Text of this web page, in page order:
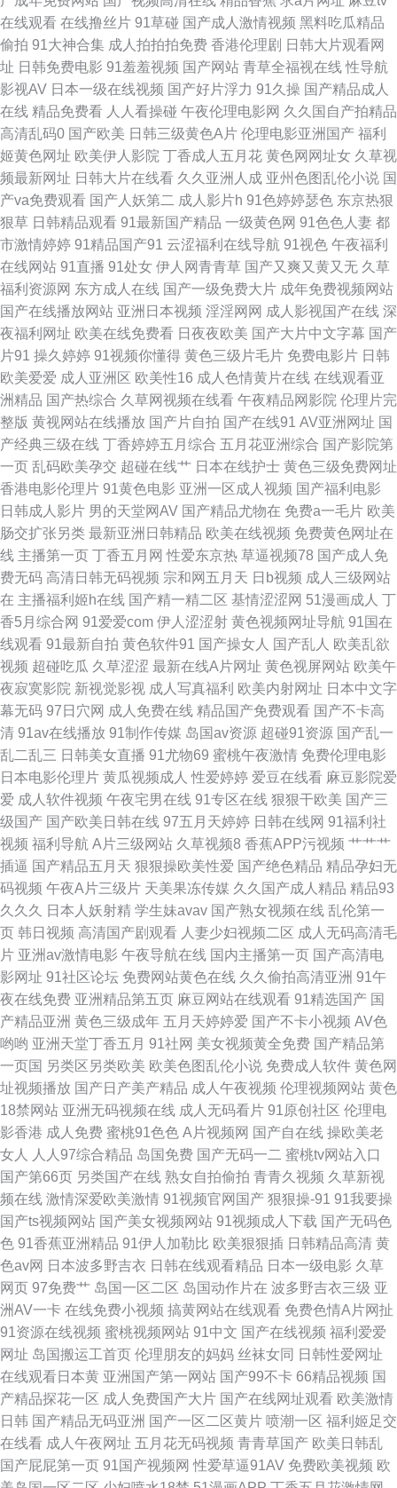
洲影院 91精选足胶黄色视频 东方影视库800 在线免费电影天堂 成人在线观
看黄网页视频 免费电影大全免费电影 天龙影院免费影院 91污桃色 黄网站在
线观看高清免费 尹人芭蕉 97欧美 国产一线中文字幕 青苹果乐园在线观看电
视剧 bt之家资源交流社区btbtt12最新版本 www日韩一区 久久精产国品操碰
欧美日韩久综合 蜜桃麻豆 一本一道久久精品 国产在线观看m91 青青艹在线
中文字幕电视剧全集 传媒视频免费在线观看 美女插App 九九影院 日本阿V片
6080免费电影 大香蕉AV综合电影院 91综合资源 久久国产精品久久久久 日
韩曰逼 老司机αV 夜夜撸网站 91线看视频 国产高清视频999 欧美亚洲国产日
韩 中文字幕剧在线亚洲 ma豆入口 麻豆蜜桃 福利中文在线导航 亚洲国产91
在线 91极品 看电影免费网站 美女在线抠逼 91色禁片 国产精品麻豆传媒91
视频 欧美在线综合观看 91av天堂 92午夜理伦剧场免费 久久网青青草网 五
月天a片日韩国产不卡 www9热 80s 最近韩国电影免费观看 黄色仓库网站 91
在免费看 91黑丝大c 成人91污片免费 欧美伊人在线精品 91国内精品视频 国
产精品18 飘花影院在线 91n处女在线草 A天堂亚洲 91精品色 福利视频网站
欧美淫色网 91深夜福利网站 91日韩入口 91大香蕉 91操在线观看 91干看片
逼爽爽淫绳子 日韩A级不卡 91精彩对白在线观看 超碰97 国产亚洲成人精品
国产中字三区四区 俺去啦官网一区 91国产网址 无码精品播放 欧美日免费视
频 久久婷婷五月国产色综合 成人网站精品人妻 高清电影在线播放 99热这里
只是精品 91刺激视频 午夜精品免费 男女做事网站 国产豆花av在线 91天美
91tv永久入口地址 日韩精品欧美 欧美精品久久久久久久久 80电影天堂 视频
资源 欧美爽爽爽一区 国产深夜福利在线导航 www五月色西瓜影视 91黑料在
线视频黑丝 天天肏肏夜夜肏 免费视频28p 福利视频在线导航 91熟女视频网
野花视频免费在线播放 欧美在线a观看 国内久操精品在线 99色资源网 91资
源网址在线观看 91呆哥 91伦理 最新高清电影下载 午夜18 欧美大黄 黄色性
情网站 啊v在线视频 91华人精品在线视频 无码免费观看
在线观看 在线撸丝片 91草碰 国产成人激情视频 黑料吃瓜精品
偷拍 91大神合集 成人拍拍拍免费 香港伦理剧 日韩大片观看网
址 日韩免费电影 91羞羞视频 国产网站 青草全福视在线 性导航
影视AV 日本一级在线视频 国产好片浮力 91久操 国产精品成人
在线 精品免费看 人人看操碰 午夜伦理电影网 久久国自产拍精品
高清乱码0 国产欧美 日韩三级黄色A片 伦理电影亚洲国产 福利
姬黄色网址 欧美伊人影院 丁香成人五月花 黄色网网址女 久草视
频最新网址 日韩大片在线看 久久亚洲人成 亚州色图乱伦小说 国
产va免费观看 国产人妖第二 成人影片h 91色婷婷瑟色 东京热狠
狠草 日韩精品观看 91最新国产精品 一级黄色网 91色色人妻 都
市激情婷婷 91精品国产91 云涩福利在线导航 91视色 午夜福利
在线网站 91直播 91处女 伊人网青青草 国产又爽又黄又无 久草
福利资源网 东方成人在线 国产一级免费大片 成年免费视频网站
国产在线播放网站 亚洲日本视频 淫淫网网 成人影视国产在线 深
夜福利网址 欧美在线免费看 日夜夜欧美 国产大片中文字幕 国产
片91 操久婷婷 91视频你懂得 黄色三级片毛片 免费电影片 日韩
欧美爱爱 成人亚洲区 欧美性16 成人色情黄片在线 在线观看亚
洲精品 国产热综合 久草网视频在线看 午夜精品网影院 伦理片完
整版 黄视网站在线播放 国产片自拍 国产在线91 AV亚洲网址 国
产经典三级在线 丁香婷婷五月综合 五月花亚洲综合 国产影院第
一页 乱码欧美孕交 超碰在线艹 日本在线护士 黄色三级免费网址
香港电影伦理片 91黄色电影 亚洲一区成人视频 国产福利电影
日韩成人影片 男的天堂网AV 国产精品尤物在 免费a一毛片 欧美
肠交扩张另类 最新亚洲日韩精品 欧美在线视频 免费黄色网址在
线 主播第一页 丁香五月网 性爱东京热 草逼视频78 国产成人免
费无码 高清日韩无码视频 宗和网五月天 日b视频 成人三级网站
在 主播福利姬h在线 国产精一精二区 基情涩涩网 51漫画成人 丁
香5月综合网 91爱爱com 伊人涩涩射 黄色视频网址导航 91国在
线观看 91最新自拍 黄色软件91 国产操女人 国产乱人 欧美乱欲
视频 超碰吃瓜 久草涩涩 最新在线A片网址 黄色视屏网站 欧美午
夜寂寞影院 新视觉影视 成人写真福利 欧美内射网址 日本中文字
幕无码 97日穴网 成人免费在线 精品国产免费观看 国产不卡高
清 91av在线播放 91制作传媒 岛国av资源 超碰91资源 国产乱一
乱二乱三 日韩美女直播 91尤物69 蜜桃午夜激情 免费伦理电影
日本电影伦理片 黄瓜视频成人 性爱婷婷 爱豆在线看 麻豆影院爱
爱 成人软件视频 午夜宅男在线 91专区在线 狠狠干欧美 国产三
级国产 国产欧美日韩在线 97五月天婷婷 日韩在线网 91福利社
视频 福利导航 A片三级网站 久草视频8 香蕉APP污视频 艹艹艹
插逼 国产精品五月天 狠狠操欧美性爱 国产绝色精品 精品孕妇无
码视频 午夜A片三级片 天美果冻传媒 久久国产成人精品 精品93
久久久
日本人妖射精 学生妹avav 国产熟女视频在线 乱伦第一
页 韩日视频 高清国产剧观看 人妻少妇视频二区 成人无码高清毛
片 亚洲av激情电影 午夜导航在线 国内主播第一页 国产高清电
影网址 91社区论坛 免费网站黄色在线 久久偷拍高清亚洲 91午
夜在线免费 亚洲精品第五页 麻豆网站在线观看 91精选国产 国
产精品亚洲 黄色三级成年 五月天婷婷爱 国产不卡小视频 AV色
哟哟 亚洲天堂丁香五月 91社网 美女视频黄全免费 国产精品第
一页国 另类区另类欧美 欧美色图乱伦小说 免费成人软件 黄色网
址视频播放 国产日产美产精品 成人午夜视频 伦理视频网站 黄色
18禁网站 亚洲无码视频在线 成人无码看片 91原创社区 伦理电
影香港 成人免费 蜜桃91色色 A片视频网 国产自在线 操欧美老
女人
人人97综合精品 岛国免费 国产无码一二 蜜桃tv网站入口
国产第66页 另类国产在线 熟女自拍偷拍 青青久视频 久草新视
频在线 激情深爱欧美激情 91视频官网国产 狠狠操-91 91我要操
国产ts视频网站 国产美女视频网站 91视频成人下载 国产无码色
色 91香蕉亚洲精品 91伊人加勒比 欧美狠狠插 日韩精品高清 黄
色av网 日本波多野吉衣 日韩在线观看精品 日本一级电影 久草
网页 97免费艹 岛国一区二区 岛国动作片在 波多野吉衣三级 亚
洲AV一卡 在线免费小视频 搞黄网站在线观看 免费色情A片网扯
91资源在线视频 蜜桃视频网站 91中文 国产在线视频 福利爱爱
网址 岛国搬运工首页 伦理朋友的妈妈 丝袜女同 日韩性爱网址
在线观看日本黄 亚洲国产第一网站 国产99不卡 66精品视频 国
产精品探花一区 成人免费国产大片 国产在线网址观看 欧美激情
日韩 国产精品无码亚洲 国产一区二区黄片 喷潮一区 福利姬足交
在线看 成人午夜网址 五月花无码视频 青青草国产 欧美日韩乱
国产屁屁第一页 91国产视频网 性爱草逼91AV 免费欧美视频 欧